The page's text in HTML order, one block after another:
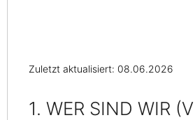
Zuletzt aktualisiert: 08.06.2026
1. WER SIND WIR